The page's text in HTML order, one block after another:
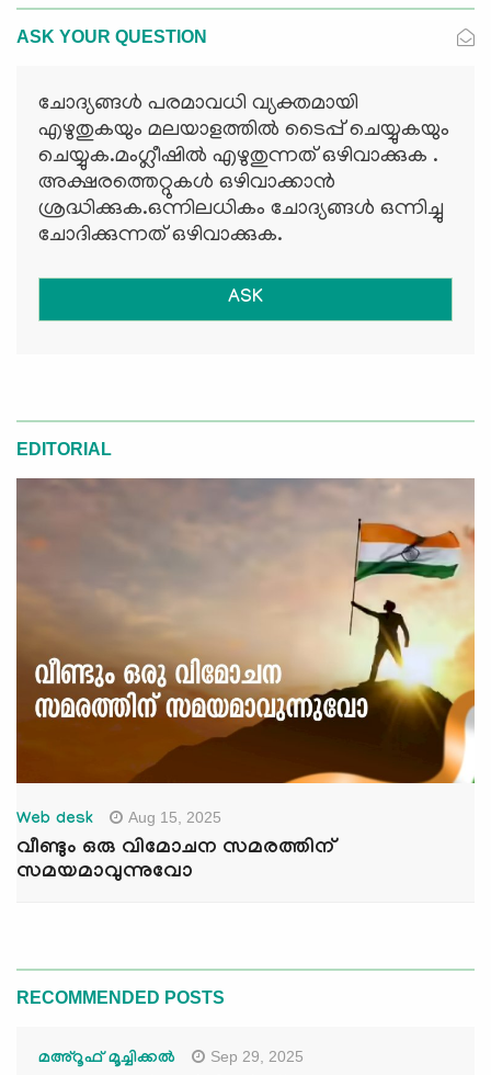
ASK YOUR QUESTION
ചോദ്യങ്ങള്‍ പരമാവധി വ്യക്തമായി
എഴുതുകയും മലയാളത്തില്‍ ടൈപ്പ് ചെയ്യുകയും
ചെയ്യുക.മംഗ്ലീഷില്‍ എഴുതുന്നത് ഒഴിവാക്കുക .
അക്ഷരത്തെറ്റുകള്‍ ഒഴിവാക്കാന്‍
ശ്രദ്ധിക്കുക.ഒന്നിലധികം ചോദ്യങ്ങള്‍ ഒന്നിച്ചു
ചോദിക്കുന്നത് ഒഴിവാക്കുക.
ASK
EDITORIAL
Web desk Aug 15, 2025
വീണ്ടും ഒരു വിമോചന സമരത്തിന്
സമയമാവുന്നുവോ
RECOMMENDED POSTS
മഅ്റൂഫ് മൂച്ചിക്കല്‍ Sep 29, 2025